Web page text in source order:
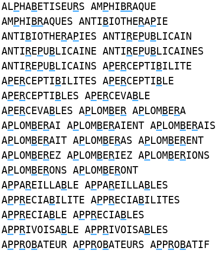
ALPHABETISEURS AMPHIBRAQUE
AMPHIBRAQUES ANTIBIOTHERAPIE
ANTIBIOTHERAPIES ANTIREPUBLICAIN
ANTIREPUBLICAINE ANTIREPUBLICAINES
ANTIREPUBLICAINS APERCEPTIBILITE
APERCEPTIBILITES APERCEPTIBLE
APERCEPTIBLES APERCEVABLE
APERCEVABLES APLOMBER APLOMBERA
APLOMBERAI APLOMBERAIENT APLOMBERAIS
APLOMBERAIT APLOMBERAS APLOMBERENT
APLOMBEREZ APLOMBERIEZ APLOMBERIONS
APLOMBERONS APLOMBERONT
APPAREILLABLE APPAREILLABLES
APPRECIABILITE APPRECIABILITES
APPRECIABLE APPRECIABLES
APPRIVOISABLE APPRIVOISABLES
APPROBATEUR APPROBATEURS APPROBATIF